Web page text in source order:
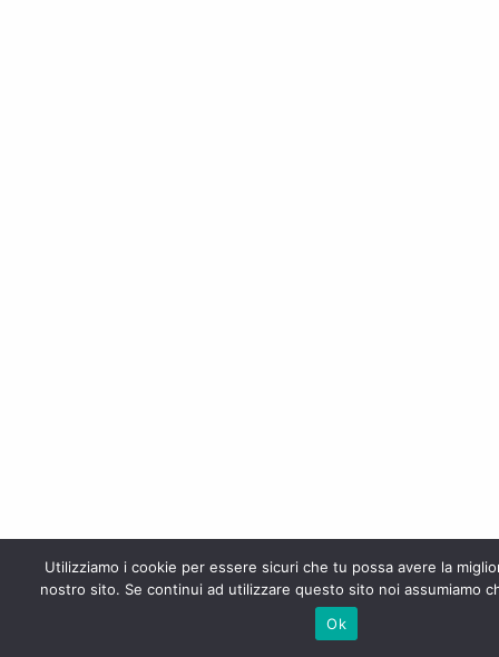
Utilizziamo i cookie per essere sicuri che tu possa avere la
nostro sito. Se continui ad utilizzare questo sito noi assumiamo
Ok